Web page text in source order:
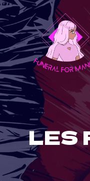
Skip
to
content
LES